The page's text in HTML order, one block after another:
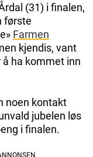
(31) i finalen,
første
Farmen
kjendis, vant
ha kommet inn
noen kontakt
jubelen løs
i finalen.